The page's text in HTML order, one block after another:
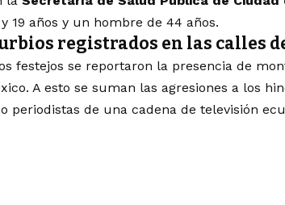
19 años y un hombre de 44 años.
registrados en las calles
festejos se reportaron la presencia de
A esto se suman las agresiones a los
periodistas de una cadena de televisión